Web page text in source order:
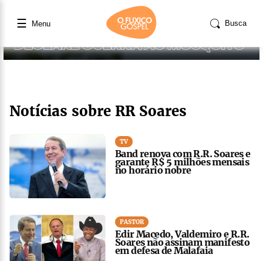
☰ Menu Busca
Notícias sobre RR Soares
TV
Band renova com R.R. Soares e
garante R$ 5 milhões mensais
no horário nobre
PASTOR
Edir Macedo, Valdemiro e R.R.
Soares não assinam manifesto
em defesa de Malafaia